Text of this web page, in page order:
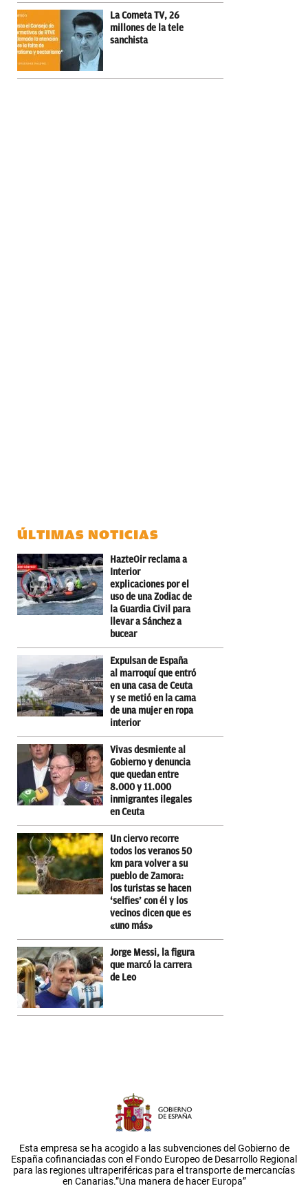
La Cometa TV, 26
millones de la tele
sanchista
ÚLTIMAS NOTICIAS
HazteOir reclama a
Interior
explicaciones por el
uso de una Zodiac de
la Guardia Civil para
llevar a Sánchez a
bucear
Expulsan de España
al marroquí que entró
en una casa de Ceuta
y se metió en la cama
de una mujer en ropa
interior
Vivas desmiente al
Gobierno y denuncia
que quedan entre
8.000 y 11.000
inmigrantes ilegales
en Ceuta
Un ciervo recorre
todos los veranos 50
km para volver a su
pueblo de Zamora:
los turistas se hacen
‘selfies’ con él y los
vecinos dicen que es
«uno más»
Jorge Messi, la figura
que marcó la carrera
de Leo
Esta empresa se ha acogido a las subvenciones del Gobierno de
España cofinanciadas con el Fondo Europeo de Desarrollo Regional
para las regiones ultraperiféricas para el transporte de mercancías
en Canarias.”Una manera de hacer Europa”